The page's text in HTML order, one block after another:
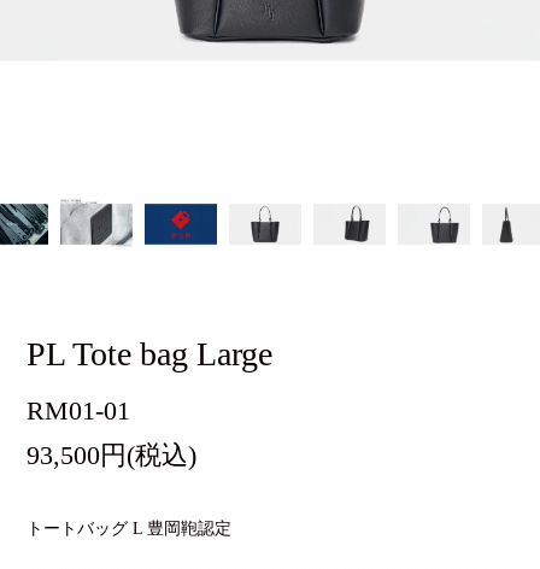
PL Tote bag Large
RM01-01
93,500円(税込)
トートバッグ L 豊岡鞄認定